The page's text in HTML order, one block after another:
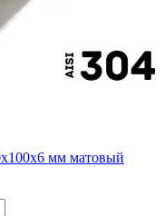
мм матовый